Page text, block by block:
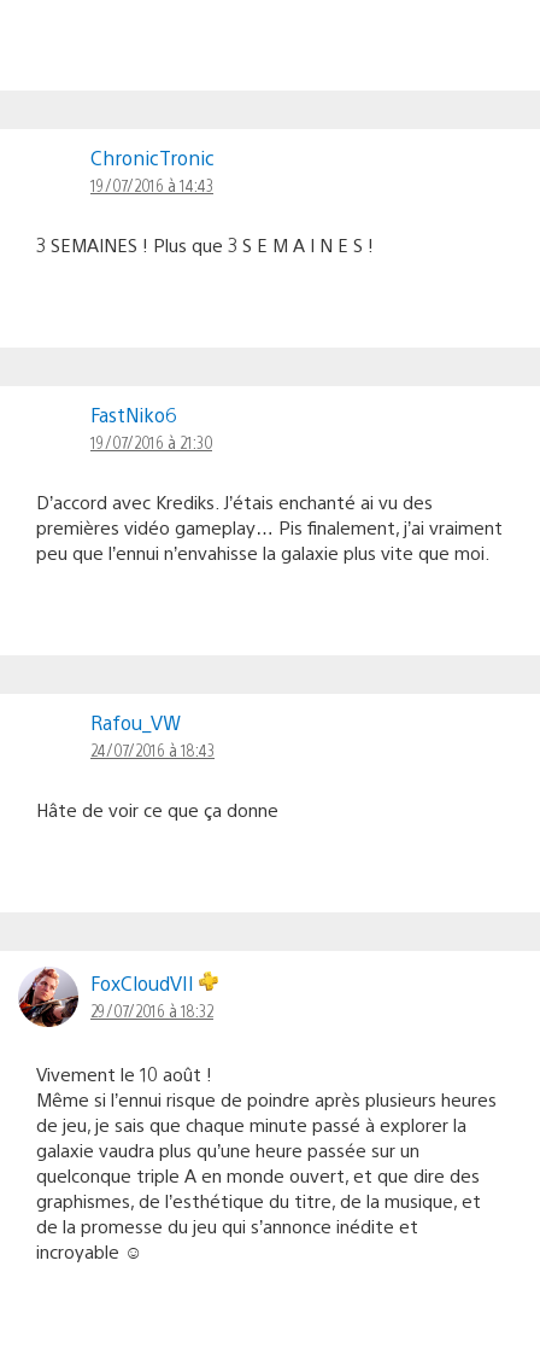
ChronicTronic
19/07/2016 à 14:43
3 SEMAINES ! Plus que 3 S E M A I N E S !
FastNiko6
19/07/2016 à 21:30
D’accord avec Krediks. J’étais enchanté ai vu des
premières vidéo gameplay… Pis finalement, j’ai vraiment
peu que l’ennui n’envahisse la galaxie plus vite que moi.
Rafou_VW
24/07/2016 à 18:43
Hâte de voir ce que ça donne
FoxCloudVII
29/07/2016 à 18:32
Vivement le 10 août !
Même si l’ennui risque de poindre après plusieurs heures
de jeu, je sais que chaque minute passé à explorer la
galaxie vaudra plus qu’une heure passée sur un
quelconque triple A en monde ouvert, et que dire des
graphismes, de l’esthétique du titre, de la musique, et
de la promesse du jeu qui s’annonce inédite et
incroyable ☺